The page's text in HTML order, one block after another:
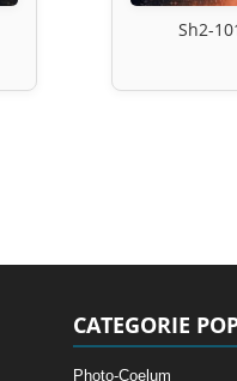
Sh2-
CATEGORIE
Photo-Coelum